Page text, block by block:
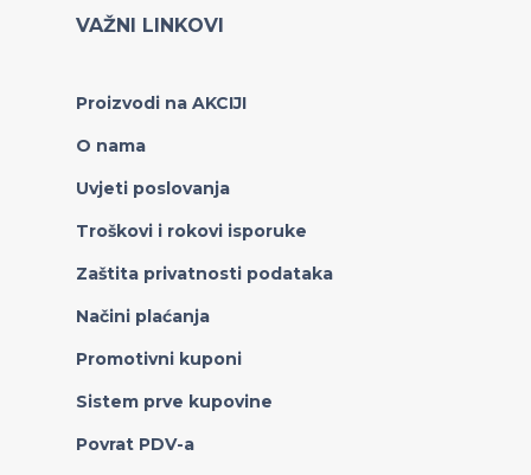
VAŽNI LINKOVI
Proizvodi na AKCIJI
O nama
Uvjeti poslovanja
Troškovi i rokovi isporuke
Zaštita privatnosti podataka
Načini plaćanja
Promotivni kuponi
Sistem prve kupovine
Povrat PDV-a